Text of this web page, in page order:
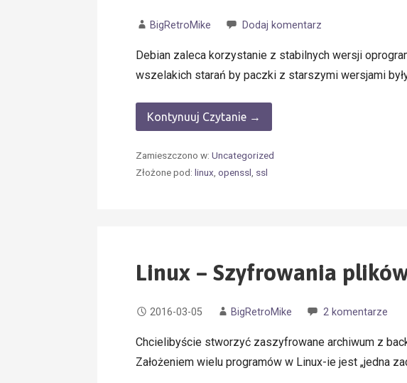
BigRetroMike Dodaj komentarz
Debian zaleca korzystanie z stabilnych wersji
wszelakich starań by paczki z starszymi wersjami
Kontynuuj Czytanie →
Zamieszczono w:Uncategorized
Złożone pod:linux ,openssl ssl
Linux – Szyfrowania
2016-03-05 BigRetroMike 2 komentarze
Chcielibyście stworzyć zaszyfrowane archiwum z
Założeniem wielu programów w Linux-ie jest „jedna